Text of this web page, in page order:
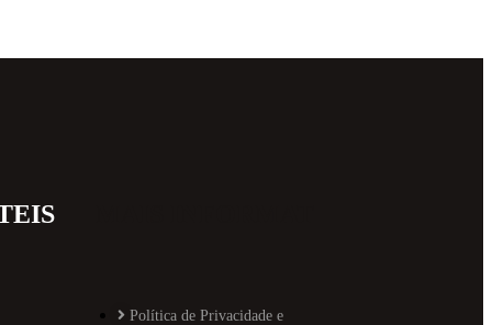
Política de Privacidade e